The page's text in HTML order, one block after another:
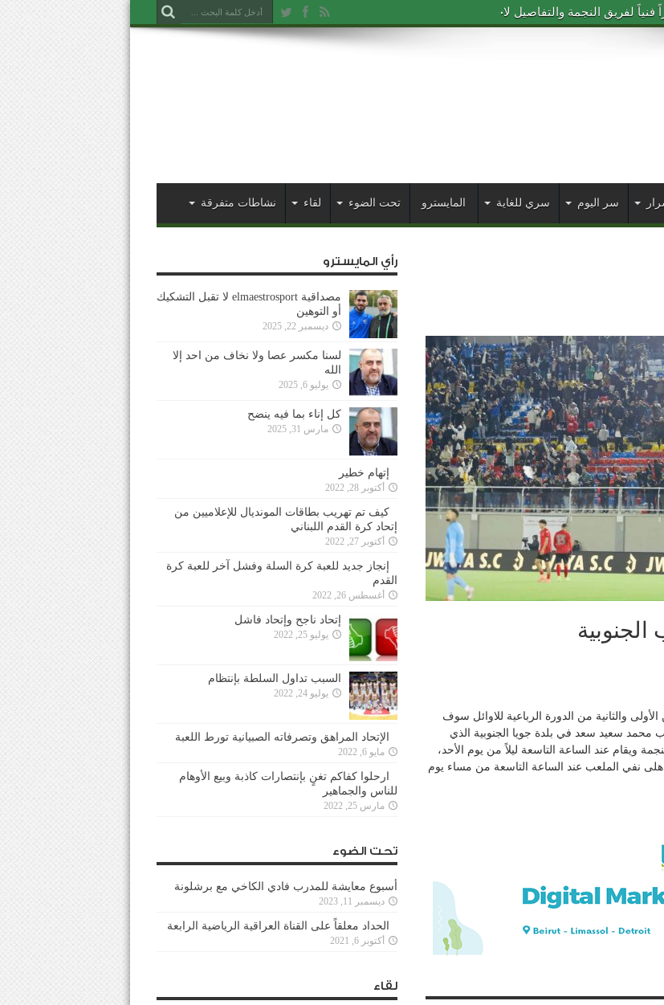
لفريق النجمة والتفاصيل لاحقاً
سر اليوم سري للغاية المايسترو تحت الضوء لقاء نشاطات متفرقة
والثانية من الدورة الرباعية للاوائل سوف
محمد سعيد سعد في بلدة جويا الجنوبية الذي
ويقام عند الساعة التاسعة ليلاً من يوم الأحد،
هلى نفي الملعب عند الساعة التاسعة من مساء يوم
رأي المايسترو
مصداقية elmaestrosport لا تقبل التشكيك
أو التوهين
ديسمبر 22, 2025
لسنا مكسر عصا ولا نخاف من احد إلا
الله
يوليو 6, 2025
كل إناء بما فيه ينضح
مارس 31, 2025
إتهام خطير
أكتوبر 28, 2022
كيف تم تهريب بطاقات المونديال للإعلاميين من
إتحاد كرة القدم اللبناني
أكتوبر 27, 2022
إنجاز جديد للعبة كرة السلة وفشل آخر للعبة كرة
القدم
أغسطس 26, 2022
إتحاد ناجح وإتحاد فاشل
يوليو 25, 2022
السبب تداول السلطة بإنتظام
يوليو 24, 2022
الإتحاد المراهق وتصرفاته الصبيانية تورط اللعبة
مايو 6, 2022
ارحلوا كفاكم تغنٍ بإنتصارات كاذبة وبيع الأوهام
للناس والجماهير
مارس 25, 2022
تحت الضوء
أسبوع معايشة للمدرب فادي الكاخي مع برشلونة
ديسمبر 11, 2023
الحداد معلقاً على القناة العراقية الرياضية الرابعة
أكتوبر 6, 2021
لقاء